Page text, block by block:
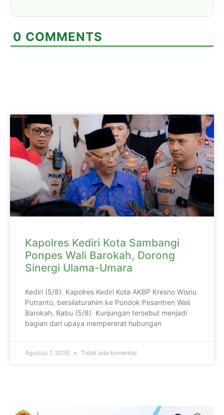
0 COMMENTS
Kapolres Kediri Kota Sambangi
Ponpes Wali Barokah, Dorong
Sinergi Ulama-Umara
Kediri (5/8). Kapolres Kediri Kota AKBP Kresno Wisnu
Putranto, bersilaturahim ke Pondok Pesantren Wali
Barokah, Rabu (5/8). Kunjungan tersebut menjadi
bagian dari upaya mempererat hubungan
Agustus 7, 2026 Tidak ada komentar